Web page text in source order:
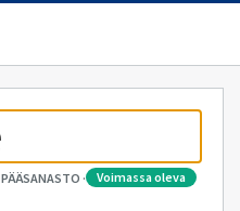
· voimassa oleva